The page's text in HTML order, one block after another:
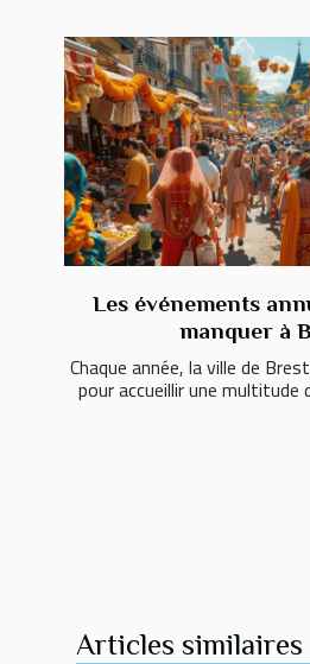
Les événements
manquer à
Chaque année, la ville de
pour accueillir une multitude
Articles similaires